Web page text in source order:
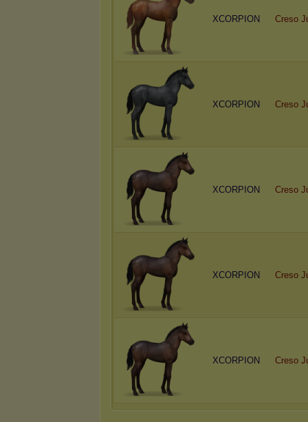
XCORPION Creso
XCORPION Creso
XCORPION Creso
XCORPION Creso
XCORPION Creso